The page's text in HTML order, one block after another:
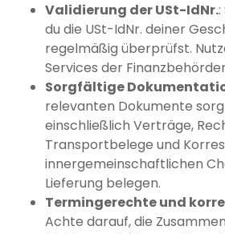
Validierung der USt-IdNr.
du die USt-IdNr. deiner
regelmäßig überprüfst.
Services der
Sorgfältige
relevanten Dokumente
einschließlich Verträge,
Transportbelege und
innergemeinschaftlichen
Lieferung belegen.
Termingerechte und
Achte darauf, die